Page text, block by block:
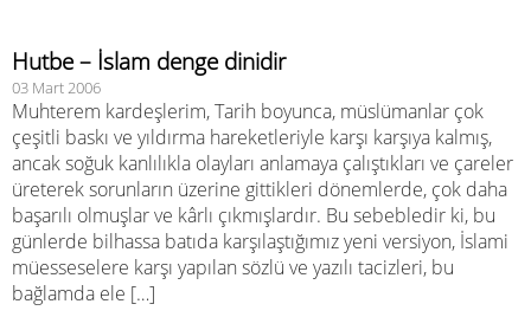
Hutbe – İslam denge dinidir
03 Mart 2006
Muhterem kardeşlerim, Tarih boyunca, müslümanlar çok
çeşitli baskı ve yıldırma hareketleriyle karşı karşıya kalmış,
ancak soğuk kanlılıkla olayları anlamaya çalıştıkları ve çareler
üreterek sorunların üzerine gittikleri dönemlerde, çok daha
başarılı olmuşlar ve kârlı çıkmışlardır. Bu sebebledir ki, bu
günlerde bilhassa batıda karşılaştığımız yeni versiyon, İslami
müesseselere karşı yapılan sözlü ve yazılı tacizleri, bu
bağlamda ele […]